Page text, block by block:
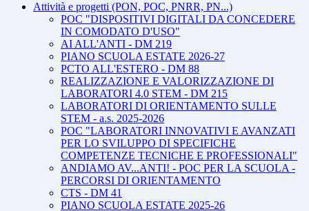
Attività e progetti (PON, POC, PNRR, PN...)
POC "DISPOSITIVI DIGITALI DA CONCEDERE
IN COMODATO D'USO"
AI ALL'ANTI - DM 219
PIANO SCUOLA ESTATE 2026-27
PCTO ALL'ESTERO - DM 88
REALIZZAZIONE E VALORIZZAZIONE DI
LABORATORI 4.0 STEM - DM 215
LABORATORI DI ORIENTAMENTO SULLE
STEM - a.s. 2025-2026
POC "LABORATORI INNOVATIVI E AVANZATI
PER LO SVILUPPO DI SPECIFICHE
COMPETENZE TECNICHE E PROFESSIONALI"
ANDIAMO AV...ANTI! - POC PER LA SCUOLA -
PERCORSI DI ORIENTAMENTO
CTS - DM 41
PIANO SCUOLA ESTATE 2025-26